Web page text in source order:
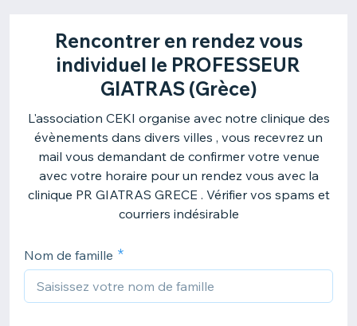
Rencontrer en rendez vous
individuel le PROFESSEUR
GIATRAS (Grèce)
L'association CEKI organise avec notre clinique des
évènements dans divers villes , vous recevrez un
mail vous demandant de confirmer votre venue
avec votre horaire pour un rendez vous avec la
clinique PR GIATRAS GRECE . Vérifier vos spams et
courriers indésirable
Nom de famille